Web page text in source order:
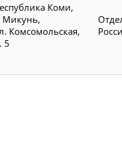
Коми,
Микунь,
Комсомольская,
5